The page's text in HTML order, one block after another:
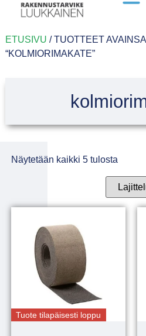
ETUSIVU / TUOTTEET
“KOLMIORIMAKATE”
Näytetään kaikki 5 tulosta
Tuote tilapäisesti loppu